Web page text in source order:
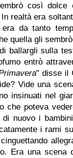
così dolce
realtà era
da tanto
quella gli
ballargli sulla
entrò
" disse il
Vide una
insinuati nel
che poteva
nuovo i
i rami
Era una scena